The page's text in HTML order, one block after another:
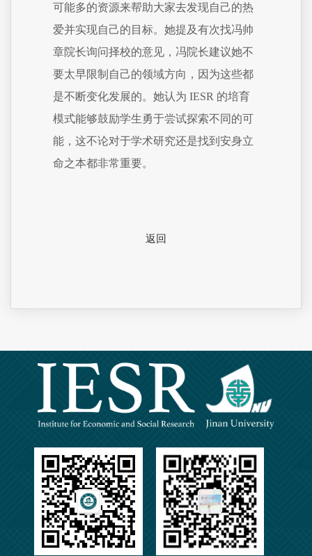
可能多的资源来帮助大家去发现自己的热
爱并实现自己的目标。她提及有次找冯帅
章院长询问择校的意见，冯院长建议她不
要太早限制自己的领域方向，因为这些都
是不断变化发展的。她认为 IESR 的培育
模式能够鼓励学生勇于尝试探索不同的可
能，这不论对于学术研究还是找到安身立
命之本都非常重要。
返回